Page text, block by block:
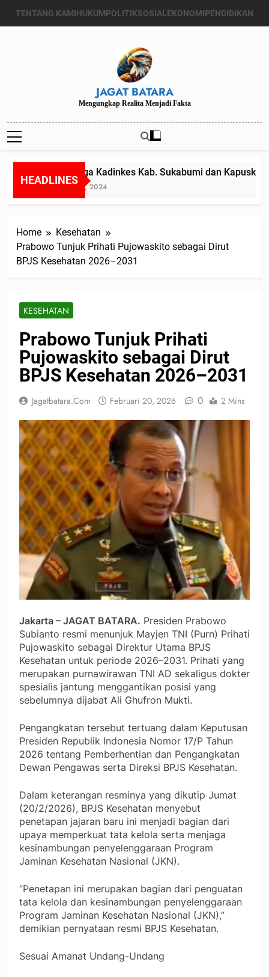
TENTANG KAMIHUKUMPOLITIKSOSIALEKONOMIPENDIDIKAN
JAGAT BATARA
Mengungkap Realita Menjadi Fakta
HEADLINES
Diduga Kadinkes Kab. Sukabumi dan
Juli 24, 2024
Home
Kesehatan
Prabowo Tunjuk Prihati Pujowaskito sebagai Dirut
BPJS Kesehatan 2026–2031
KESEHATAN
Prabowo Tunjuk Prihati
Pujowaskito sebagai Dirut
BPJS Kesehatan 2026–2031
Jagatbatara.com Februari 20, 2026 0 2 Mins
Jakarta – JAGAT BATARA. Presiden Prabowo
Subianto resmi menunjuk Mayjen TNI (Purn) Prihati
Pujowaskito sebagai Direktur Utama BPJS
Kesehatan untuk periode 2026–2031. Prihati yang
merupakan purnawirawan TNI AD sekaligus dokter
spesialis jantung menggantikan posisi yang
sebelumnya dijabat Ali Ghufron Mukti.
Pengangkatan tersebut tertuang dalam Keputusan
Presiden Republik Indonesia Nomor 17/P Tahun
2026 tentang Pemberhentian dan Pengangkatan
Dewan Pengawas serta Direksi BPJS Kesehatan.
Dalam keterangan resminya yang dikutip Jumat
(20/2/2026), BPJS Kesehatan menyebut
penetapan jajaran baru ini menjadi bagian dari
upaya memperkuat tata kelola serta menjaga
kesinambungan penyelenggaraan Program
Jaminan Kesehatan Nasional (JKN).
“Penetapan ini merupakan bagian dari penguatan
tata kelola dan kesinambungan penyelenggaraan
Program Jaminan Kesehatan Nasional (JKN),”
demikian pernyataan resmi BPJS Kesehatan.
Sesuai Amanat Undang-Undang